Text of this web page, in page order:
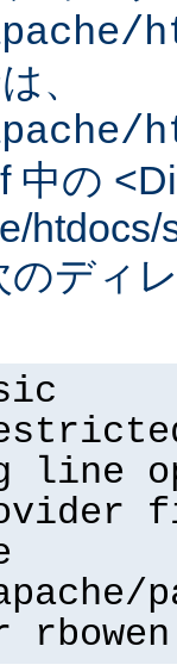
、
中の
のディ
line
rbowen